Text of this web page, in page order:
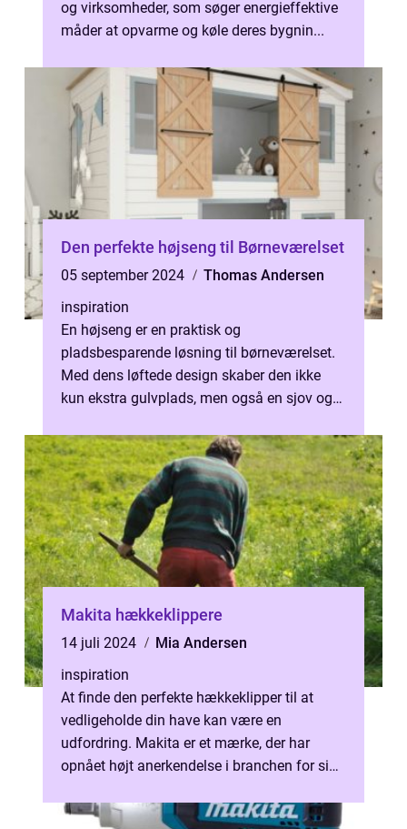
og virksomheder, som søger energieffektive
måder at opvarme og køle deres bygnin...
Den perfekte højseng til Børneværelset
05 september 2024
Thomas Andersen
inspiration
En højseng er en praktisk og
pladsbesparende løsning til børneværelset.
Med dens løftede design skaber den ikke
kun ekstra gulvplads, men også en sjov og
Makita hækkeklippere
14 juli 2024
Mia Andersen
inspiration
At finde den perfekte hækkeklipper til at
vedligeholde din have kan være en
udfordring. Makita er et mærke, der har
opnået højt anerkendelse i branchen for sine